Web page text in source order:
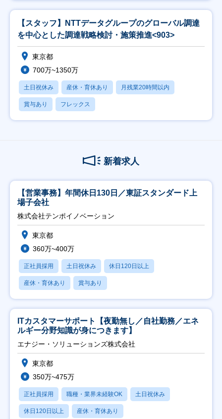
【スタッフ】NTTデータグループのグローバル調達
を中心とした調達戦略検討・施策推進<903>
東京都
700万~1350万
土日祝休み 産休・育休あり 月残業20時間以内
賞与あり フレックス
新着求人
【営業事務】年間休日130日／東証スタンダード上
場子会社
株式会社テンポイノベーション
東京都
360万~400万
正社員採用 土日祝休み 休日120日以上
産休・育休あり 賞与あり
ITカスタマーサポート【夜勤無し／自社勤務／エネ
ルギー分野知識が身につきます】
エナジー・ソリューションズ株式会社
東京都
350万~475万
正社員採用 職種・業界未経験OK 土日祝休み
休日120日以上 産休・育休あり